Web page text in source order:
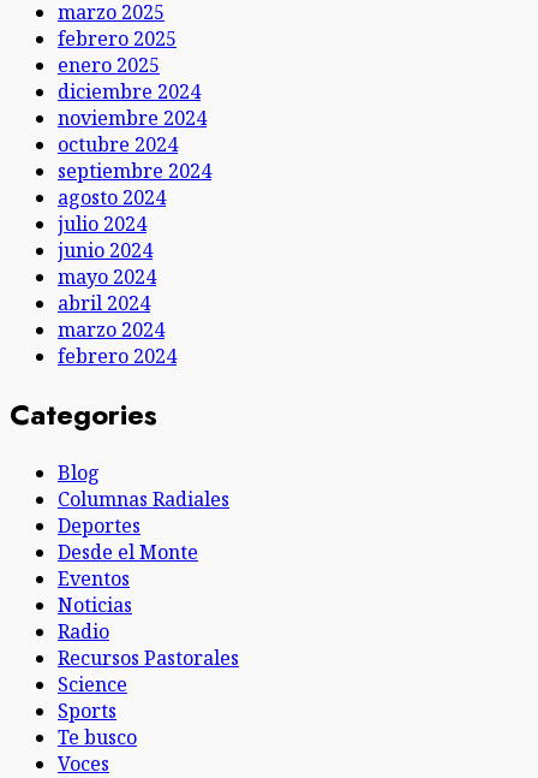
marzo 2025
febrero 2025
enero 2025
diciembre 2024
noviembre 2024
octubre 2024
septiembre 2024
agosto 2024
julio 2024
junio 2024
mayo 2024
abril 2024
marzo 2024
febrero 2024
Categories
Blog
Columnas Radiales
Deportes
Desde el Monte
Eventos
Noticias
Radio
Recursos Pastorales
Science
Sports
Te busco
Voces